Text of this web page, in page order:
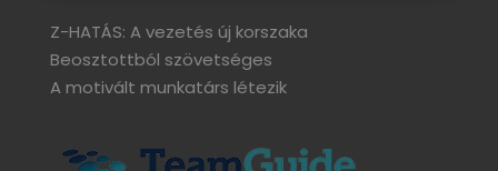
Z-HATÁS: A vezetés új korszaka
Beosztottból szövetséges
A motivált munkatárs létezik